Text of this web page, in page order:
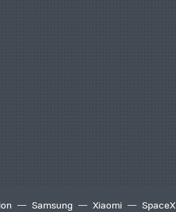
Samsung Xiaomi SpaceX